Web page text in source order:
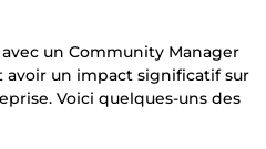
un Community Manager
un impact significatif sur
Voici quelques-uns des